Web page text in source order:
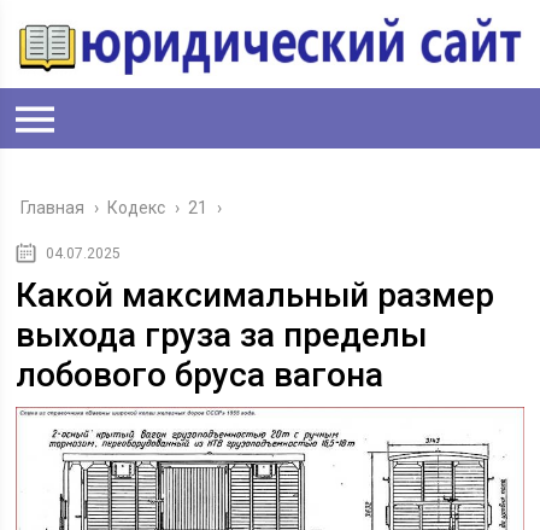
Главная › Кодекс › 21 ›
04.07.2025
Какой максимальный размер
выхода груза за пределы
лобового бруса вагона